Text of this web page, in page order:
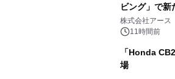
ビング」で新
事例を株式会
株式会社アース
11時間前
「Honda
場